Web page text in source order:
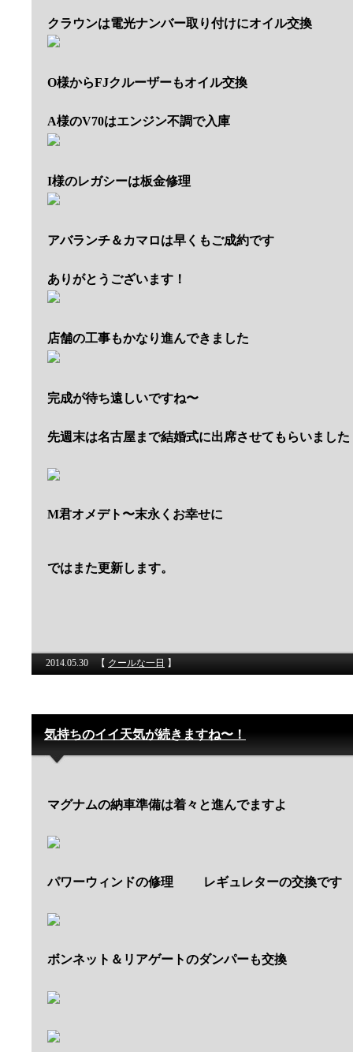
クラウンは電光ナンバー取り付けにオイル交換
O様からFJクルーザーもオイル交換
A様のV70はエンジン不調で入庫
I様のレガシーは板金修理
アバランチ＆カマロは早くもご成約です
ありがとうございます！
店舗の工事もかなり進んできました
完成が待ち遠しいですね〜
先週末は名古屋まで結婚式に出席させてもらいました
M君オメデト〜末永くお幸せに
ではまた更新します。
2014.05.30 【 クールな一日 】
気持ちのイイ天気が続きますね〜！
マグナムの納車準備は着々と進んでますよ
パワーウィンドの修理 レギュレターの交換です
ボンネット＆リアゲートのダンパーも交換